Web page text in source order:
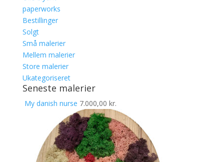
paperworks
Bestillinger
Solgt
Små malerier
Mellem malerier
Store malerier
Ukategoriseret
Seneste malerier
My danish nurse 7.000,00 kr.